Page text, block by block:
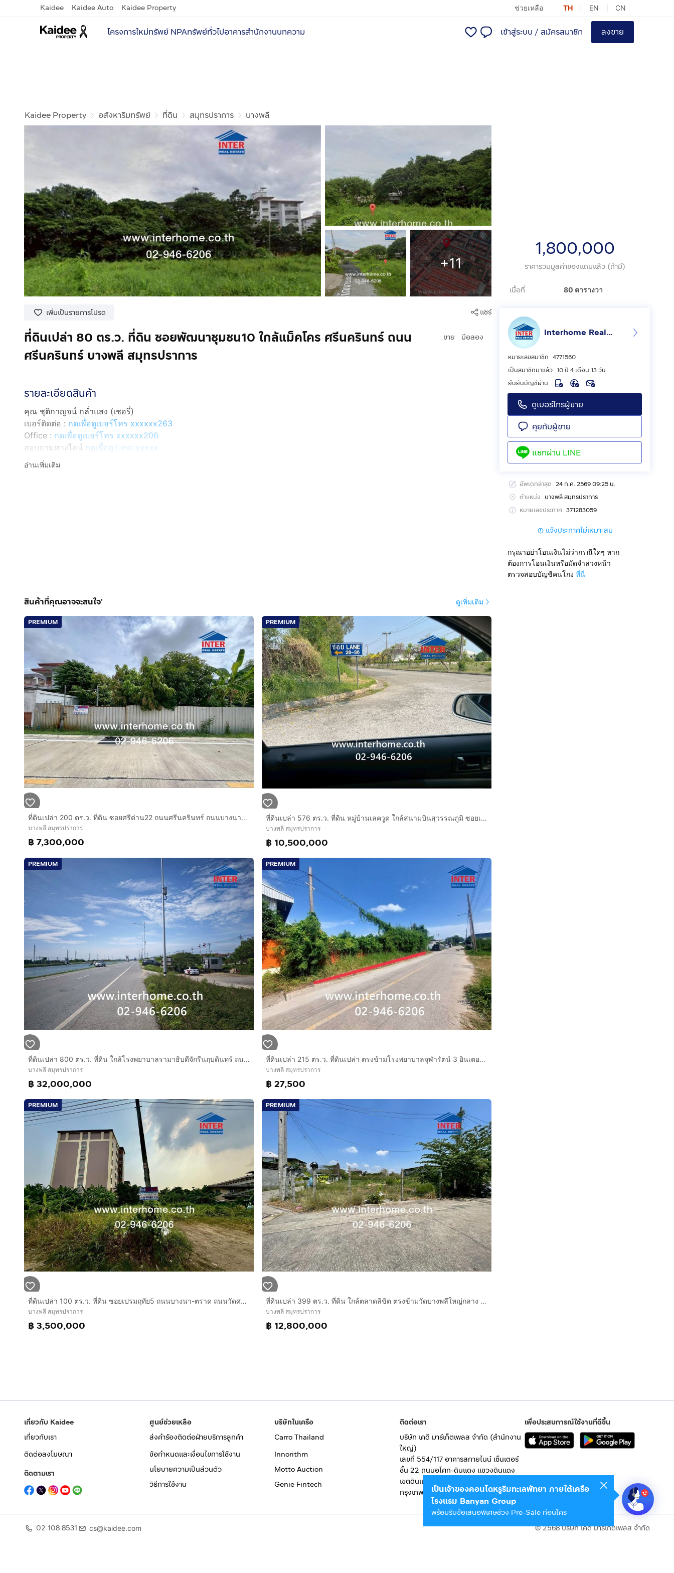
Kaidee Kaidee Auto Kaidee Property ช่วยเหลือ TH EN CN
โครงการใหม่ทรัพย์ NPAทรัพย์ทั่วไปอาคารสำนักงานบทความ เข้าสู่ระบบ / สมัครสมาชิก ลงขาย
Kaidee Property อสังหาริมทรัพย์ ที่ดิน สมุทรปราการ บางพลี
+11
เพิ่มเป็นรายการโปรด แชร์
ขาย มือสอง
ที่ดินเปล่า 80 ตร.ว. ที่ดิน ซอยพัฒนาชุมชน10 ใกล้แม็คโคร ศรีนครินทร์ ถนน
ศรีนครินทร์ บางพลี สมุทรปราการ
รายละเอียดสินค้า
คุณ ชุติกาญจน์ กล่ำแสง (เชอรี่)
เบอร์ติดต่อ : กดเพื่อดูเบอร์โทร xxxxxx263
Office : กดเพื่อดูเบอร์โทร xxxxxx206
สอบถามทางไลน์ กดเพื่อดู Line: xxxxx
Line ID: @interhome
ลักษณะเด่น :
ที่ดิน โล่ง โปร่ง สบาย ทำเลดี การเดินทางสะดวก ที่ดินหน้ากว้างประมาณ 16 เมตร , ลึกประมาณ 25 เมตร เหมาะสำหรับซื้อ-ขาย ลงทุน,
ปลูกบ้าน
ทำเลดีสถานที่ใกล้เคียง :
ใกล้แม็คโคร ศรีนครินทร์, โรงเรียนนานาชาติไทย-สิงคโปร์, โรงพยาบาลศิครินทร์, หมูบ้านสวนธน ศรีนครินทร์
การเดินทางสะดวก :
ถนนศรีนครินทร์, ถนนศรีด่าน22
บริษัท อินเตอร์โฮม เรียลตี้ เอสเตท จำกัด
Interhome Realty Estate
www.interhome.co.th
โทร.กดเพื่อดูเบอร์โทร xxxxxx206
https://www.interhome.co.th/propertydetail.php?propcode=66745
อ่านเพิ่มเติม
1,800,000
ราคารวมมูลค่าของแถมแล้ว (ถ้ามี)
เนื้อที่ 80 ตารางวา
Interhome Realty Estate
หมายเลขสมาชิก 4771560
เป็นสมาชิกมาแล้ว 10 ปี 4 เดือน 13 วัน
ยืนยันบัญชีผ่าน
ดูเบอร์โทรผู้ขาย
คุยกับผู้ขาย
แชทผ่าน LINE
อัพเดทล่าสุด 24 ก.ค. 2569 09:25 น.
ตำแหน่ง บางพลี สมุทรปราการ
หมายเลขประกาศ 371283059
แจ้งประกาศไม่เหมาะสม
กรุณาอย่าโอนเงินไม่ว่ากรณีใดๆ หาก
ต้องการโอนเงินหรือมัดจำล่วงหน้า
ตรวจสอบบัญชีคนโกง ที่นี่
สินค้าที่คุณอาจจะสนใจ' ดูเพิ่มเติม
PREMIUM
ที่ดินเปล่า 200 ตร.ว. ที่ดิน ซอยศรีด่าน22 ถนนศรีนครินทร์ ถนนบางนา-ตราด บางพลี สมุทรปราการ
บางพลี สมุทรปราการ
฿ 7,300,000
PREMIUM
ที่ดินเปล่า 576 ตร.ว. ที่ดิน หมู่บ้านเลควูด ใกล้สนามบินสุวรรณภูมิ ซอยเลควูด26 ถนนบางนาตราด ถนนวัดศรีวารีน้อย บางพลี สมุทรปราการ
บางพลี สมุทรปราการ
฿ 10,500,000
PREMIUM
ที่ดินเปล่า 800 ตร.ว. ที่ดิน ใกล้โรงพยาบาลรามาธิบดีจักรีนฤบดินทร์ ถนนเลียบคลองส่งน้ำสุวรรณภูมิ ถนนเทพารักษ์ กม.19 แยกคลอง5 บางพลี
บางพลี สมุทรปราการ
฿ 32,000,000
PREMIUM
ที่ดินเปล่า 215 ตร.ว. ที่ดินเปล่า ตรงข้ามโรงพยาบาลจุฬารัตน์ 3 อินเตอร์ ซอยกู้พาราฝั่งใต้ ถนนเทพารักษ์ บางพลี สมุทรปราการ
บางพลี สมุทรปราการ
฿ 27,500
PREMIUM
ที่ดินเปล่า 100 ตร.ว. ที่ดิน ซอยเปรมฤทัย5 ถนนบางนา-ตราด ถนนวัดศรีวารีน้อย บางพลี สมุทรปราการ
บางพลี สมุทรปราการ
฿ 3,500,000
PREMIUM
ที่ดินเปล่า 399 ตร.ว. ที่ดิน ใกล้ตลาดลิขิต ตรงข้ามวัดบางพลีใหญ่กลาง ซอยลิขิต7 ถนนกิ่งแก้ว ถนนเทพารักษ์ บางพลี สมุทรปราการ
บางพลี สมุทรปราการ
฿ 12,800,000
เกี่ยวกับ Kaidee
เกี่ยวกับเรา
ติดต่อลงโฆษณา
ติดตามเรา
ศูนย์ช่วยเหลือ
ส่งคำร้องติดต่อฝ่ายบริการลูกค้า
ข้อกำหนดและเงื่อนไขการใช้งาน
นโยบายความเป็นส่วนตัว
วิธีการใช้งาน
บริษัทในเครือ
Carro Thailand
Innorithm
Motto Auction
Genie Fintech
ติดต่อเรา
บริษัท เคดี มาร์เก็ตเพลส จำกัด (สำนักงาน
ใหญ่)
เลขที่ 554/117 อาคารสกายไนน์ เซ็นเตอร์
ชั้น 22 ถนนอโศก-ดินแดง แขวงดินแดง
เขตดินแดง
กรุงเทพมหานคร 10400
เพื่อประสบการณ์ใช้งานที่ดีขึ้น
02 108 8531 cs@kaidee.com © 2568 บริษัท เคดี มาร์เก็ตเพลส จำกัด
เป็นเจ้าของคอนโดหรูริมทะเลพัทยา ภายใต้เครือ
โรงแรม Banyan Group
พร้อมรับข้อเสนอพิเศษช่วง Pre-Sale ก่อนใคร